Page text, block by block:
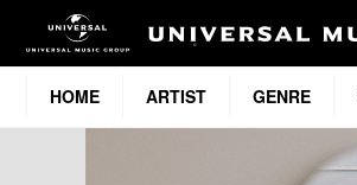
HOME ARTIST GENRE